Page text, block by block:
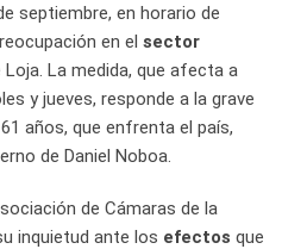
septiembre, en horario de
en el sector
Loja. La medida, que afecta a
y jueves, responde a la grave
años, que enfrenta el país,
de Daniel Noboa.
de Cámaras de la
inquietud ante los efectos que